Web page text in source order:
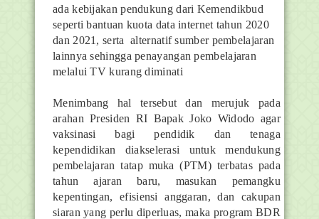
ada kebijakan pendukung dari Kemendikbud
seperti bantuan kuota data internet tahun 2020
dan 2021, serta alternatif sumber pembelajaran
lainnya sehingga penayangan pembelajaran
melalui TV kurang diminati
Menimbang hal tersebut dan merujuk pada
arahan Presiden RI Bapak Joko Widodo agar
vaksinasi bagi pendidik dan tenaga
kependidikan diakselerasi untuk mendukung
pembelajaran tatap muka (PTM) terbatas pada
tahun ajaran baru, masukan pemangku
kepentingan, efisiensi anggaran, dan cakupan
siaran yang perlu diperluas, maka program BDR